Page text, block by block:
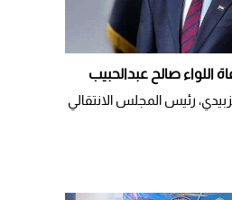
اللواء صالح عبدالحبيب
رئيس المجلس الانتقالي